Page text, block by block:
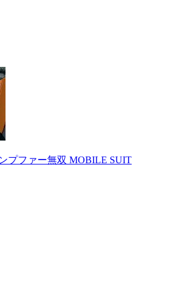
プファー無双 MOBILE SUIT